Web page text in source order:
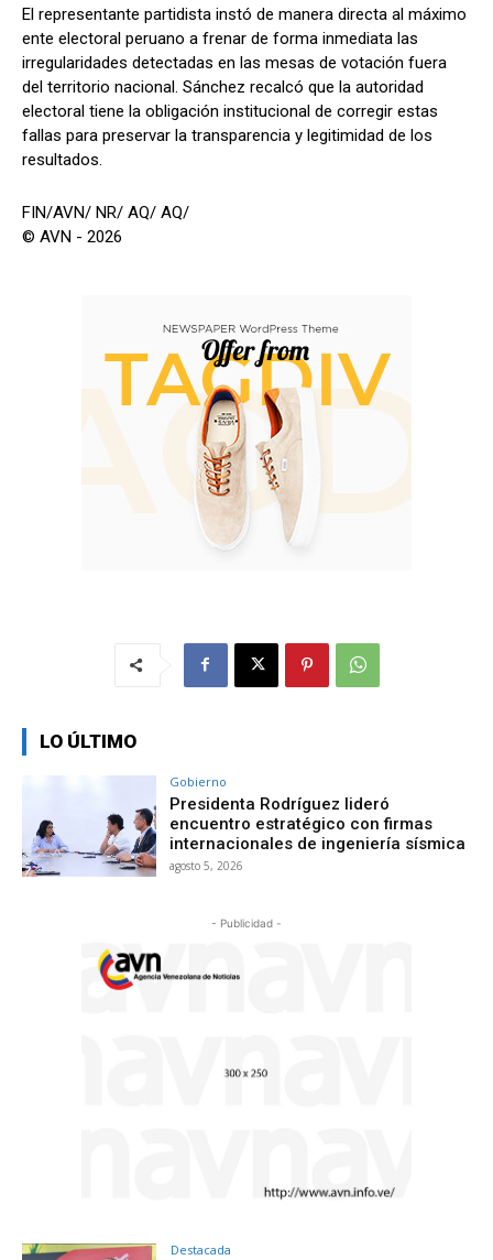
El representante partidista instó de manera directa al máximo
ente electoral peruano a frenar de forma inmediata las
irregularidades detectadas en las mesas de votación fuera
del territorio nacional. Sánchez recalcó que la autoridad
electoral tiene la obligación institucional de corregir estas
fallas para preservar la transparencia y legitimidad de los
resultados.
FIN/AVN/ NR/ AQ/ AQ/
© AVN - 2026
LO ÚLTIMO
Gobierno
Presidenta Rodríguez lideró
encuentro estratégico con firmas
internacionales de ingeniería sísmica
agosto 5, 2026
- Publicidad -
Destacada